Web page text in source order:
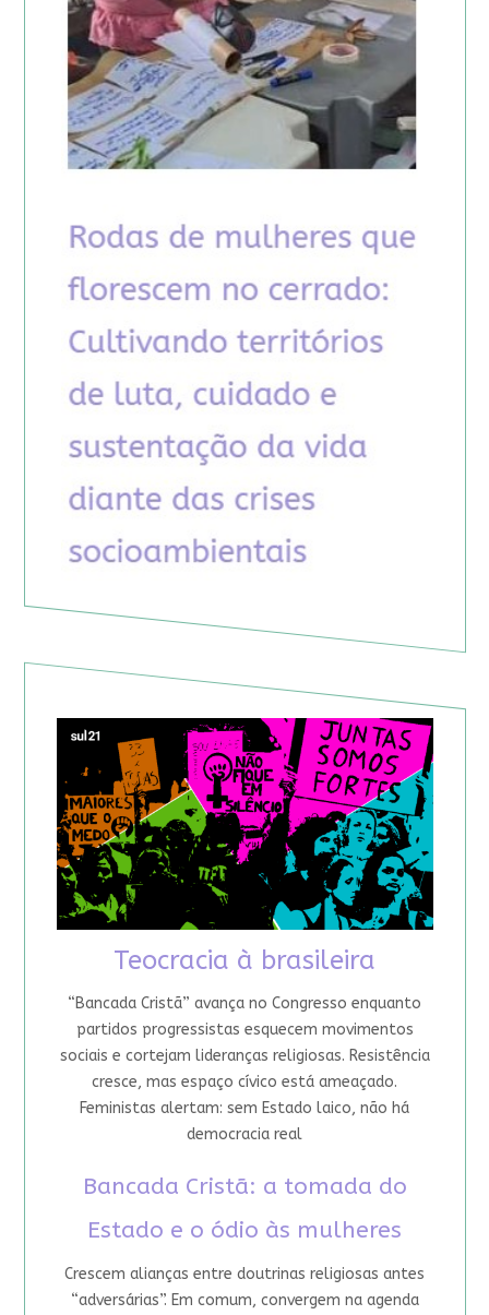
Teocracia à brasileira
“Bancada Cristã” avança no Congresso enquanto
partidos progressistas esquecem movimentos
sociais e cortejam lideranças religiosas. Resistência
cresce, mas espaço cívico está ameaçado.
Feministas alertam: sem Estado laico, não há
democracia real
Bancada Cristã: a tomada do
Estado e o ódio às mulheres
Crescem alianças entre doutrinas religiosas antes
“adversárias”. Em comum, convergem na agenda